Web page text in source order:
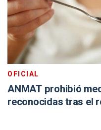
OFICIAL
ANMAT prohibió
reconocidas tras el